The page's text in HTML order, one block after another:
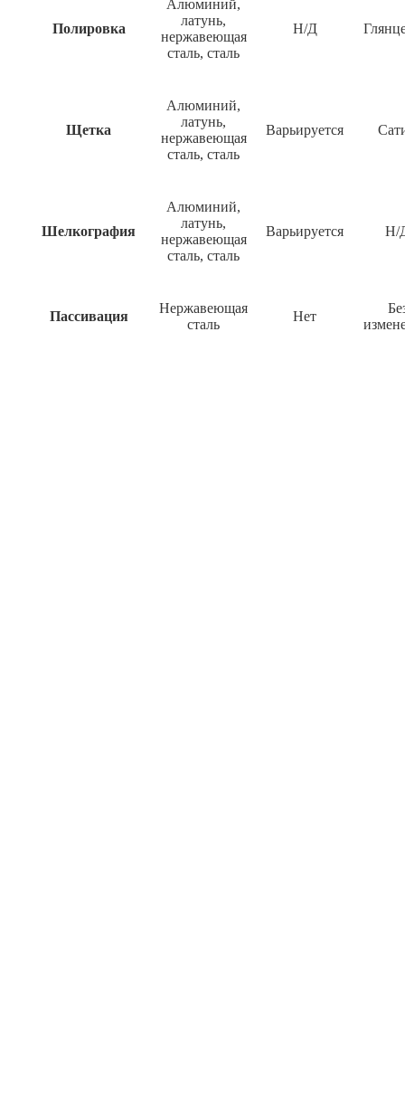
Полировка
Алюминий,
латунь,
нержавеющая
сталь, сталь
Н/Д
Щетка
Алюминий,
латунь,
нержавеющая
сталь, сталь
Варьируется
Шелкография
Алюминий,
латунь,
нержавеющая
сталь, сталь
Варьируется Н/
Пассивация
Нержавеющая
сталь
Нет